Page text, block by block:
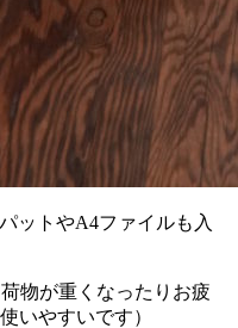
ットやA4ファイルも入
荷物が重くなったりお疲
いやすいです）